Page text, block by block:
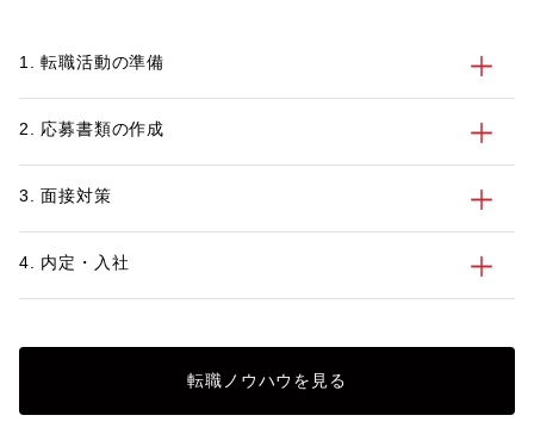
1. 転職活動の準備
2. 応募書類の作成
3. 面接対策
4. 内定・入社
転職ノウハウを見る